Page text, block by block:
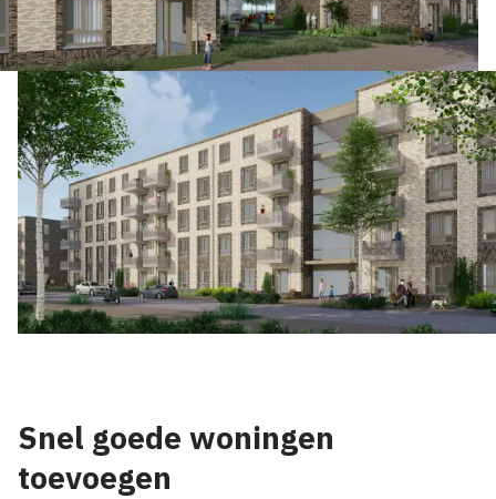
Snel goede woningen
toevoegen